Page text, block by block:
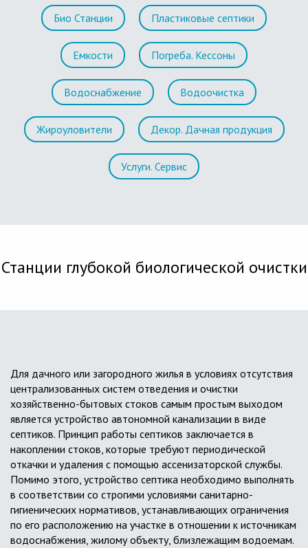
Био Станции Пластиковые септики
Емкости Погреба. Кессоны
Водоснабжение Водоочистка
Жироуловители Декор. Дачная продукция
Услуги. Сервис
Станции глубокой биологической очистки
Для дачного или загородного жилья в условиях отсутствия
централизованных систем отведения и очистки
хозяйственно-бытовых стоков самым простым выходом
является устройство автономной канализации в виде
септиков. Принцип работы септиков заключается в
накоплении стоков, которые требуют периодической
откачки и удаления с помощью ассенизаторской службы.
Помимо этого, устройство септика необходимо выполнять
в соответствии со строгими условиями санитарно-
гигиенических нормативов, устанавливающих ограничения
по его расположению на участке в отношении к источникам
водоснабжения, жилому объекту, близлежащим водоемам.